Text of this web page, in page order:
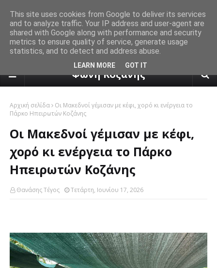
πρόγνωση καιρού από το
Φωνή Κοζάνης
Αρχική σελίδα
Οι Μακεδνοί γέμισαν με κέφι, χορό κι ενέργεια το
Πάρκο Ηπειρωτών Κοζάνης
Οι Μακεδνοί γέμισαν με κέφι,
χορό κι ενέργεια το Πάρκο
Ηπειρωτών Κοζάνης
Θανάσης Τέγος Τετάρτη, Ιουνίου 17, 2026
This site uses cookies from Google to deliver its services
and to analyze traffic. Your IP address and user-agent are
shared with Google along with performance and security
metrics to ensure quality of service, generate usage
statistics, and to detect and address abuse.
LEARN MORE GOT IT